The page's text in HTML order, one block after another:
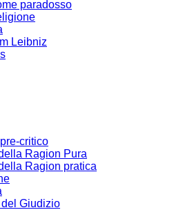
paradosso
Leibniz
pre-critico
Ragion Pura
Ragion pratica
del Giudizio